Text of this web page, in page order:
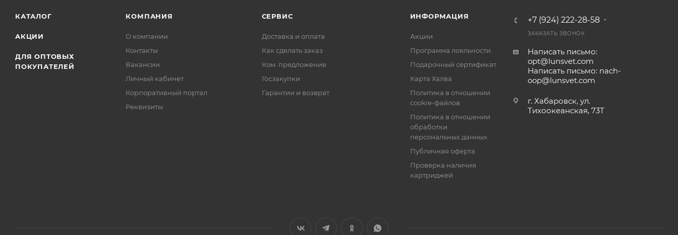
КАТАЛОГ
АКЦИИ
ДЛЯ ОПТОВЫХ
ПОКУПАТЕЛЕЙ
КОМПАНИЯ
О компании
Контакты
Вакансии
Личный кабинет
Корпоративный портал
Реквизиты
СЕРВИС
Доставка и оплата
Как сделать заказ
Ком. предложение
Госзакупки
Гарантии и возврат
ИНФОРМАЦИЯ
Акции
Программа лояльности
Подарочный сертификат
Карта Халва
Политика в отношении
cookie-файлов
Политика в отношении
обработки
персональных данных
Публичная оферта
Проверка наличия
картриджей
+7 (924) 222-28-58
ЗАКАЗАТЬ ЗВОНОК
Написать письмо:
opt@lunsvet.com
Написать письмо: nach-
oop@lunsvet.com
г. Хабаровск, ул.
Тихоокеанская, 73Т